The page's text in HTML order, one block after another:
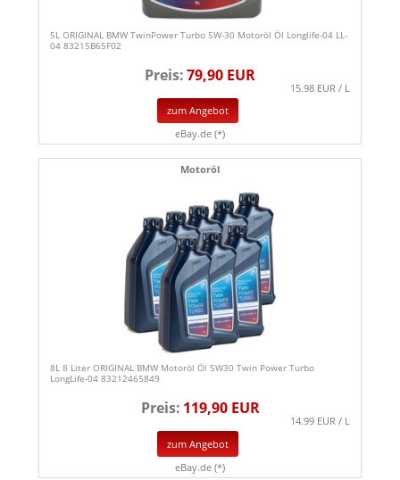
5L ORIGINAL BMW TwinPower Turbo 5W-30 Motoröl Öl Longlife-04 LL-
04 83215B65F02
Preis:79,90 EUR
15.98 EUR / L
zum Angebot
eBay.de (*)
Motoröl
8L 8 Liter ORIGINAL BMW Motoröl Öl 5W30 Twin Power Turbo
LongLife-04 83212465849
Preis: 119,90 EUR
14.99 EUR / L
zum Angebot
eBay.de (*)